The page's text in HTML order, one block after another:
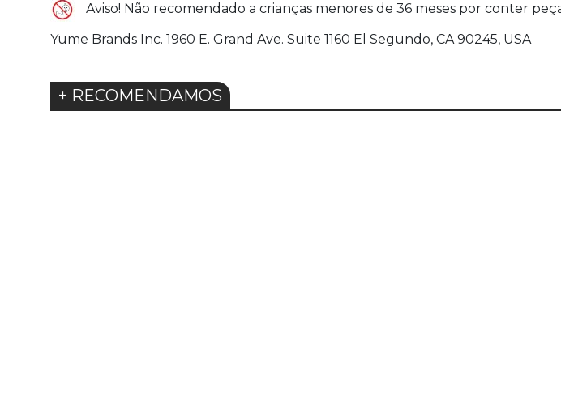
Aviso! Não recomendado a crianças menores de 36 meses por conter
Yume Brands Inc. 1960 E. Grand Ave. Suite 1160 El Segundo, CA 90245, USA
+ RECOMENDAMOS